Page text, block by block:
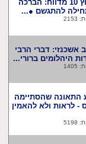
ערוץ 10 מדווח: הברכה
להתגשם ●...
דברי הרבי
ברורי...
שהסתיימה
ולא להאמין